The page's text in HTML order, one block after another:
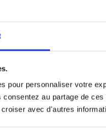
pour personnaliser votre
au partage de
avec d'autres